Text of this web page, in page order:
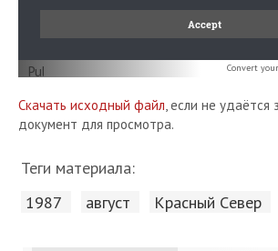
Convert
Скачать исходный файл, если не удаётся
документ для просмотра.
Теги материала:
1987 август Красный Cевер